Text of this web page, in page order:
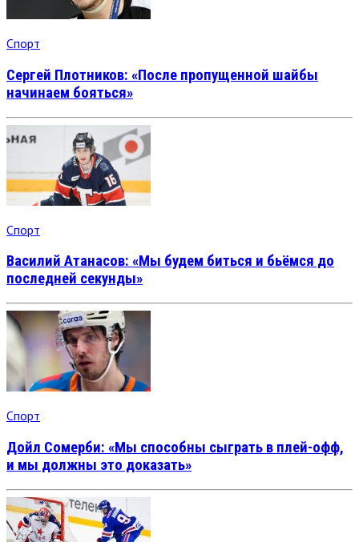
Спорт
Сергей Плотников: «После пропущенной шайбы
начинаем бояться»
Спорт
Василий Атанасов: «Мы будем биться и бьёмся до
последней секунды»
Спорт
Дойл Сомерби: «Мы способны сыграть в плей-офф,
и мы должны это доказать»